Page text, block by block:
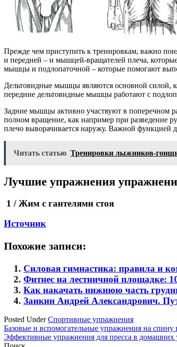
Прежде чем приступить к тренировкам, важно
и передней – и мышцей-вращателей плеча,
мышцы и подлопаточной – которые помогают
Дельтовидные мышцы являются основной силой,
передние дельтовидные мышцы работают с
Задние мышцы активно участвуют в поперечном
полном вращение, как например при разведение
плечо выворачивается наружу. Важной функцией
Читать статью Тренировки лыжников-
Лучшие упражнения
1 / Жим с гантелями стоя
Источник
Похожие записи:
Силовая гимнастика: правила и
Фитнес на лестничной площадке:
Как накачать нижнюю часть
Заикин Андрей Александрович.
Posted UnderСпортивные упражнения
Навигация
по
Базовые и вспомогательные упражнения на спину
Эффективные упражнения для пресса в домашних